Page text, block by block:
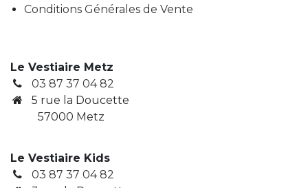
Conditions Générales de Vente
Le Vestiaire Metz
03 87 37 04 82
5 rue la Doucette
57000 Metz
Le Vestiaire Kids
03 87 37 04 82